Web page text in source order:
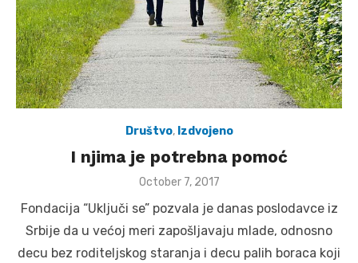
Društvo, Izdvojeno
I njima je potrebna pomoć
Posted
October 7, 2017
Fondacija “Uključi se” pozvala je danas poslodavce iz
Srbije da u većoj meri zapošljavaju mlade, odnosno
decu bez roditeljskog staranja i decu palih boraca koji